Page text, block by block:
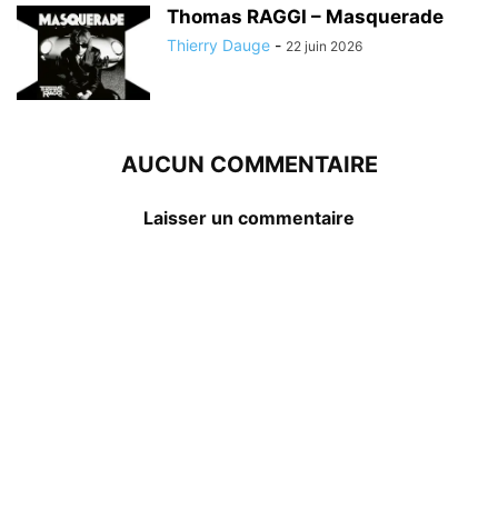
Thomas RAGGI – Masquerade
Thierry Dauge - 22 juin 2026
AUCUN COMMENTAIRE
Laisser un commentaire